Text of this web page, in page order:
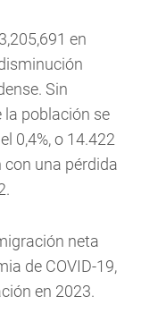
en
Sin
la población se
0,4%, o 14.422
con una pérdida
neta
de COVID-19,
en 2023.